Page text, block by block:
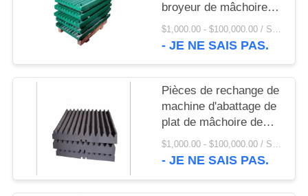
PRIVACY
broyeur de mâchoire
d'acier au manganèse
de la dent Mn13Cr2
$1,000.00 - $100,000.00 / Set MOQ:1 ensemble/ensembles
- JE NE SAIS PAS.
Pièces de rechange de
machine d'abattage de
plat de mâchoire de
plat de revêtement de
broyeur de mâchoire
$1,000.00 - $100,000.00 / Set MOQ:1 ensemble/ensembles
- JE NE SAIS PAS.